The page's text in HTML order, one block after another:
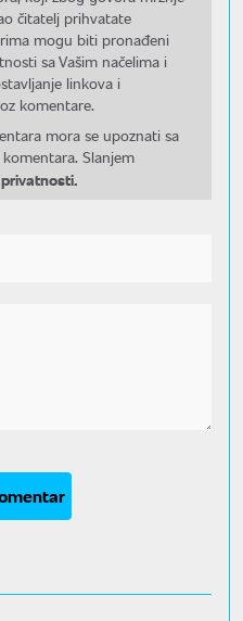
čitatelj prihvatate
mogu biti pronađeni
sa Vašim načelima i
linkova i
komentare.
mora se upoznati sa
Slanjem